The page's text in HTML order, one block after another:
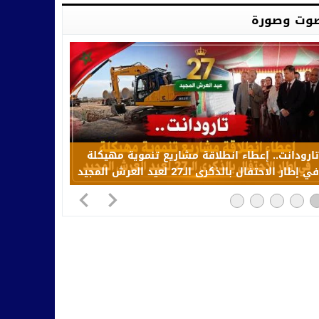
وصورة
تارودانت.. إعطاء انطلاقة مشاريع تنموية مهيكلة
في إطار الاحتفال بالذكرى الـ27 لعيد العرش المجيد